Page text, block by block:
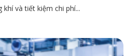
và tiết kiệm chi phí...